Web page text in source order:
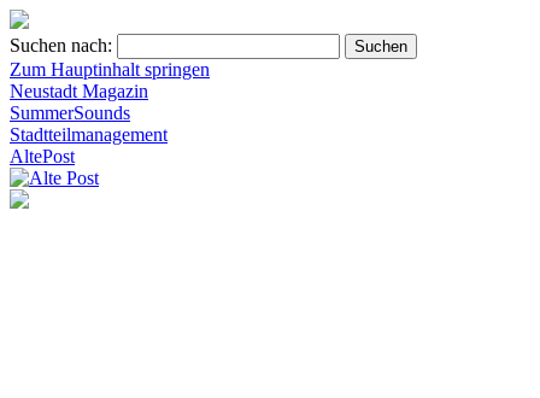
Suchen nach:
Zum Hauptinhalt springen
Neustadt Magazin
SummerSounds
Stadtteilmanagement
AltePost